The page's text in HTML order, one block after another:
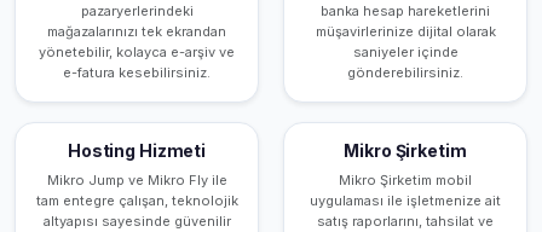
pazaryerlerindeki
mağazalarınızı tek ekrandan
yönetebilir, kolayca e-arşiv ve
e-fatura kesebilirsiniz.
banka hesap hareketlerini
müşavirlerinize dijital olarak
saniyeler içinde
gönderebilirsiniz.
Hosting Hizmeti
Mikro Jump ve Mikro Fly ile
tam entegre çalışan, teknolojik
altyapısı sayesinde güvenilir
Mikro Şirketim
Mikro Şirketim mobil
uygulaması ile işletmenize ait
satış raporlarını, tahsilat ve